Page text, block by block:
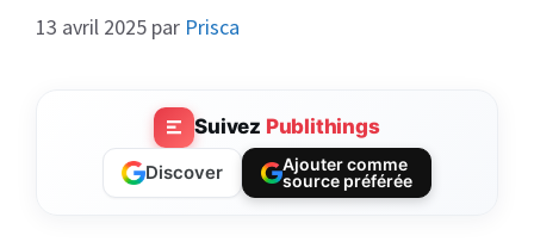
13 avril 2025 par Prisca
Suivez Publithings
Discover
Ajouter comme
source préférée